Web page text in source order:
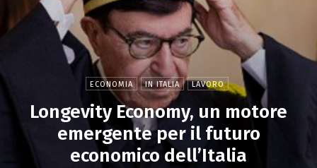
ECONOMIA IN ITALIA LAVORO
Longevity Economy, un motore
emergente per il futuro
economico dell’Italia